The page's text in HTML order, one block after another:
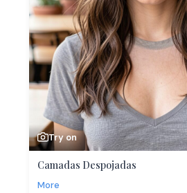
Try on
Camadas Despojadas
More